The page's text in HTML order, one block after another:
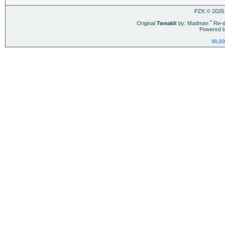
PZK ©
Original TweakItby: Madman ˇRe-
Powered